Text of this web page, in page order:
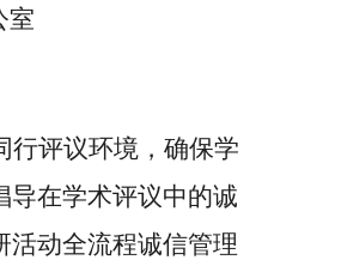
室
行评议环境，确保学
导在学术评议中的诚
活动全流程诚信管理